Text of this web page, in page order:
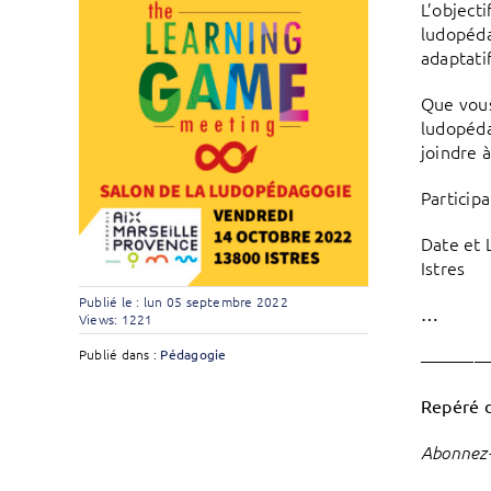
Publié le : lun 05 septembre 2022
Views: 1221
Publié dans : Pédagogie
Que
joindre
Date et
Istres
…
Repéré